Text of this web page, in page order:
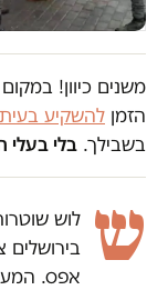
משנים כיוון!
הזמן להשקיע
בשבילך. בלי בעלי
ש לוש
בירושלים
אפס.